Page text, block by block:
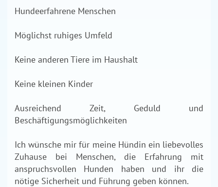
Hundeerfahrene Menschen
Möglichst ruhiges Umfeld
Keine anderen Tiere im Haushalt
Keine kleinen Kinder
Ausreichend Zeit, Geduld und
Beschäftigungsmöglichkeiten
Ich wünsche mir für meine Hündin ein liebevolles
Zuhause bei Menschen, die Erfahrung mit
anspruchsvollen Hunden haben und ihr die
nötige Sicherheit und Führung geben können.